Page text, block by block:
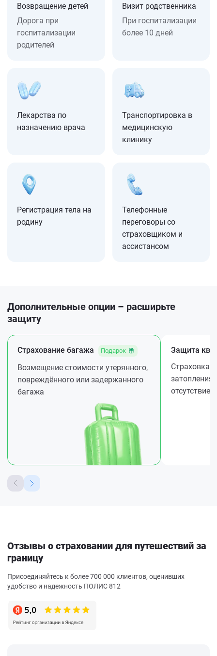
Возвращение детей
Дорога при
госпитализации
родителей
Визит родственника
При госпитализации
более 10 дней
Лекарства по
назначению врача
Транспортировка в
медицинскую
клинику
Регистрация тела на
родину
Телефонные
переговоры со
страховщиком и
ассистансом
Дополнительные опции – расширьте
защиту
Страхование багажа Подарок
Возмещение стоимости утерянного,
повреждённого или задержанного
багажа
Защита
Страховка
затопления
отсутствие
Отзывы о страховании для путешествий за
границу
Присоединяйтесь к более 700 000 клиентов, оценивших
удобство и надежность ПОЛИС 812